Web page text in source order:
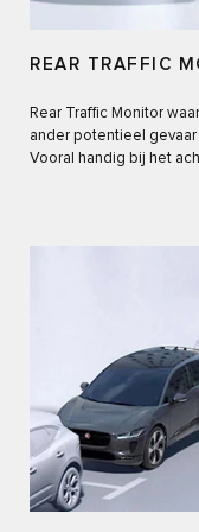
REAR TRAFFIC
Rear Traffic Monitor
ander potentieel
Vooral handig bij het